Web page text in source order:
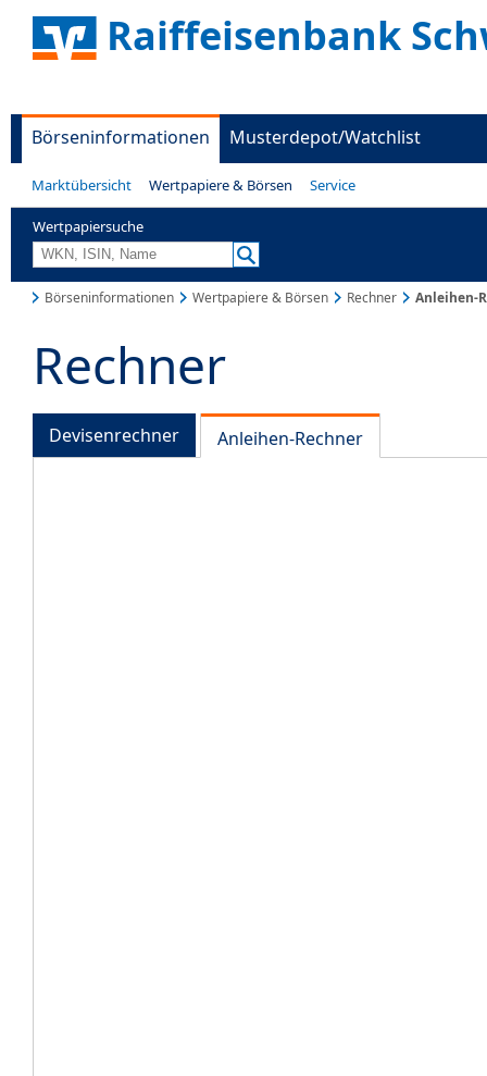
Raiffeisenbank
Börseninformationen Musterdepot/Watchlist
Marktübersicht Wertpapiere & Börsen Service
Wertpapiersuche
Börseninformationen Wertpapiere & Börsen Rechner Anleihen-
Rechner
Devisenrechner Anleihen-Rechner